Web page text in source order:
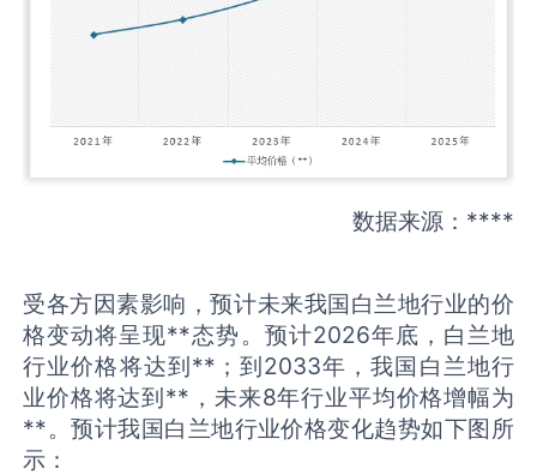
数据来源：****
受各方因素影响，预计未来我国白兰地行业的价
格变动将呈现**态势。预计2026年底，白兰地
行业价格将达到**；到2033年，我国白兰地行
业价格将达到**，未来8年行业平均价格增幅为
**。预计我国白兰地行业价格变化趋势如下图所
示：